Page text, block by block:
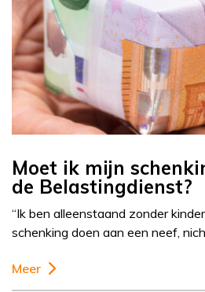
Moet ik mijn
de Belastingdienst?
“Ik ben alleenstaand zonder
schenking doen aan een neef,
Meer